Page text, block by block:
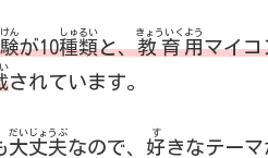
ん
が10種類
しゅるい
と、教育
きょういく
用
よう
マイ
されています。
大丈夫
だいじょうぶ
なので、 好
す
きなテーマ